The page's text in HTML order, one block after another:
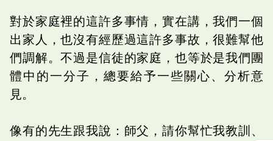
對於家庭裡的這許多事情，實在講，我們一個
出家人，也沒有經歷過這許多事故，很難幫他
們調解。不過是信徒的家庭，也等於是我們團
體中的一分子，總要給予一些關心、分析意
見。
像有的先生跟我說：師父，請你幫忙我教訓、